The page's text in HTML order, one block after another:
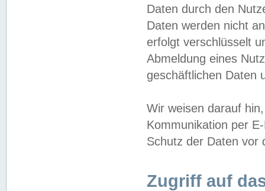
Daten durch den
Daten werden nicht
erfolgt verschlüsselt
Abmeldung eines
geschäftlichen Daten
Wir weisen darauf
Kommunikation per
Schutz der Daten vor
Zugriff auf